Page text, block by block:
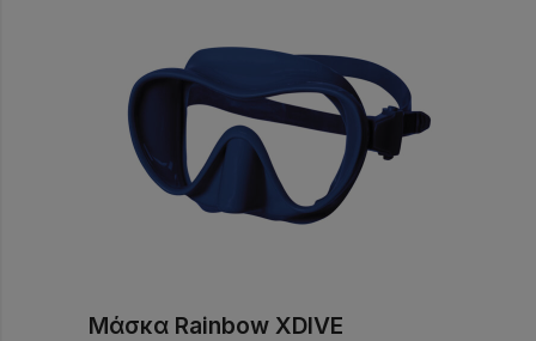
Μάσκα Rainbow XDIVE